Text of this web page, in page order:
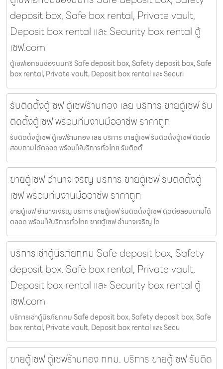
deposit box, Safe box rental, Private vault,
Deposit box rental และ Security box rental ตู้
เซฟ.com
ตู้เซฟเอกชนช่องนนทรี Safe deposit box, Safety deposit box, Safe
box rental, Private vault, Deposit box rental และ Securi
รับติดตั้งตู้เซฟ ตู้เซฟร้านทอง เลย บริการ ขายตู้เซฟ รับ
ติดตั้งตู้เซฟ พร้อมทีมงานมืออาชีพ ราคาถูก
รับติดตั้งตู้เซฟ ตู้เซฟร้านทอง เลย บริการ ขายตู้เซฟ รับติดตั้งตู้เซฟ ติดต่อ
สอบถามได้ตลอด พร้อมให้บริการทั่วไทย รับติดตั้
ขายตู้เซฟ อำนาจเจริญ บริการ ขายตู้เซฟ รับติดตั้งตู้
เซฟ พร้อมทีมงานมืออาชีพ ราคาถูก
ขายตู้เซฟ อำนาจเจริญ บริการ ขายตู้เซฟ รับติดตั้งตู้เซฟ ติดต่อสอบถามได้
ตลอด พร้อมให้บริการทั่วไทย ขายตู้เซฟ อำนาจเจริญ โด
บริการเช่าตู้นิรภัยกทม Safe deposit box, Safety
deposit box, Safe box rental, Private vault,
Deposit box rental และ Security box rental ตู้
เซฟ.com
บริการเช่าตู้นิรภัยกทม Safe deposit box, Safety deposit box, Safe
box rental, Private vault, Deposit box rental และ Secu
ขายตู้เซฟ ตู้เซฟร้านทอง กทม. บริการ ขายตู้เซฟ รับติด